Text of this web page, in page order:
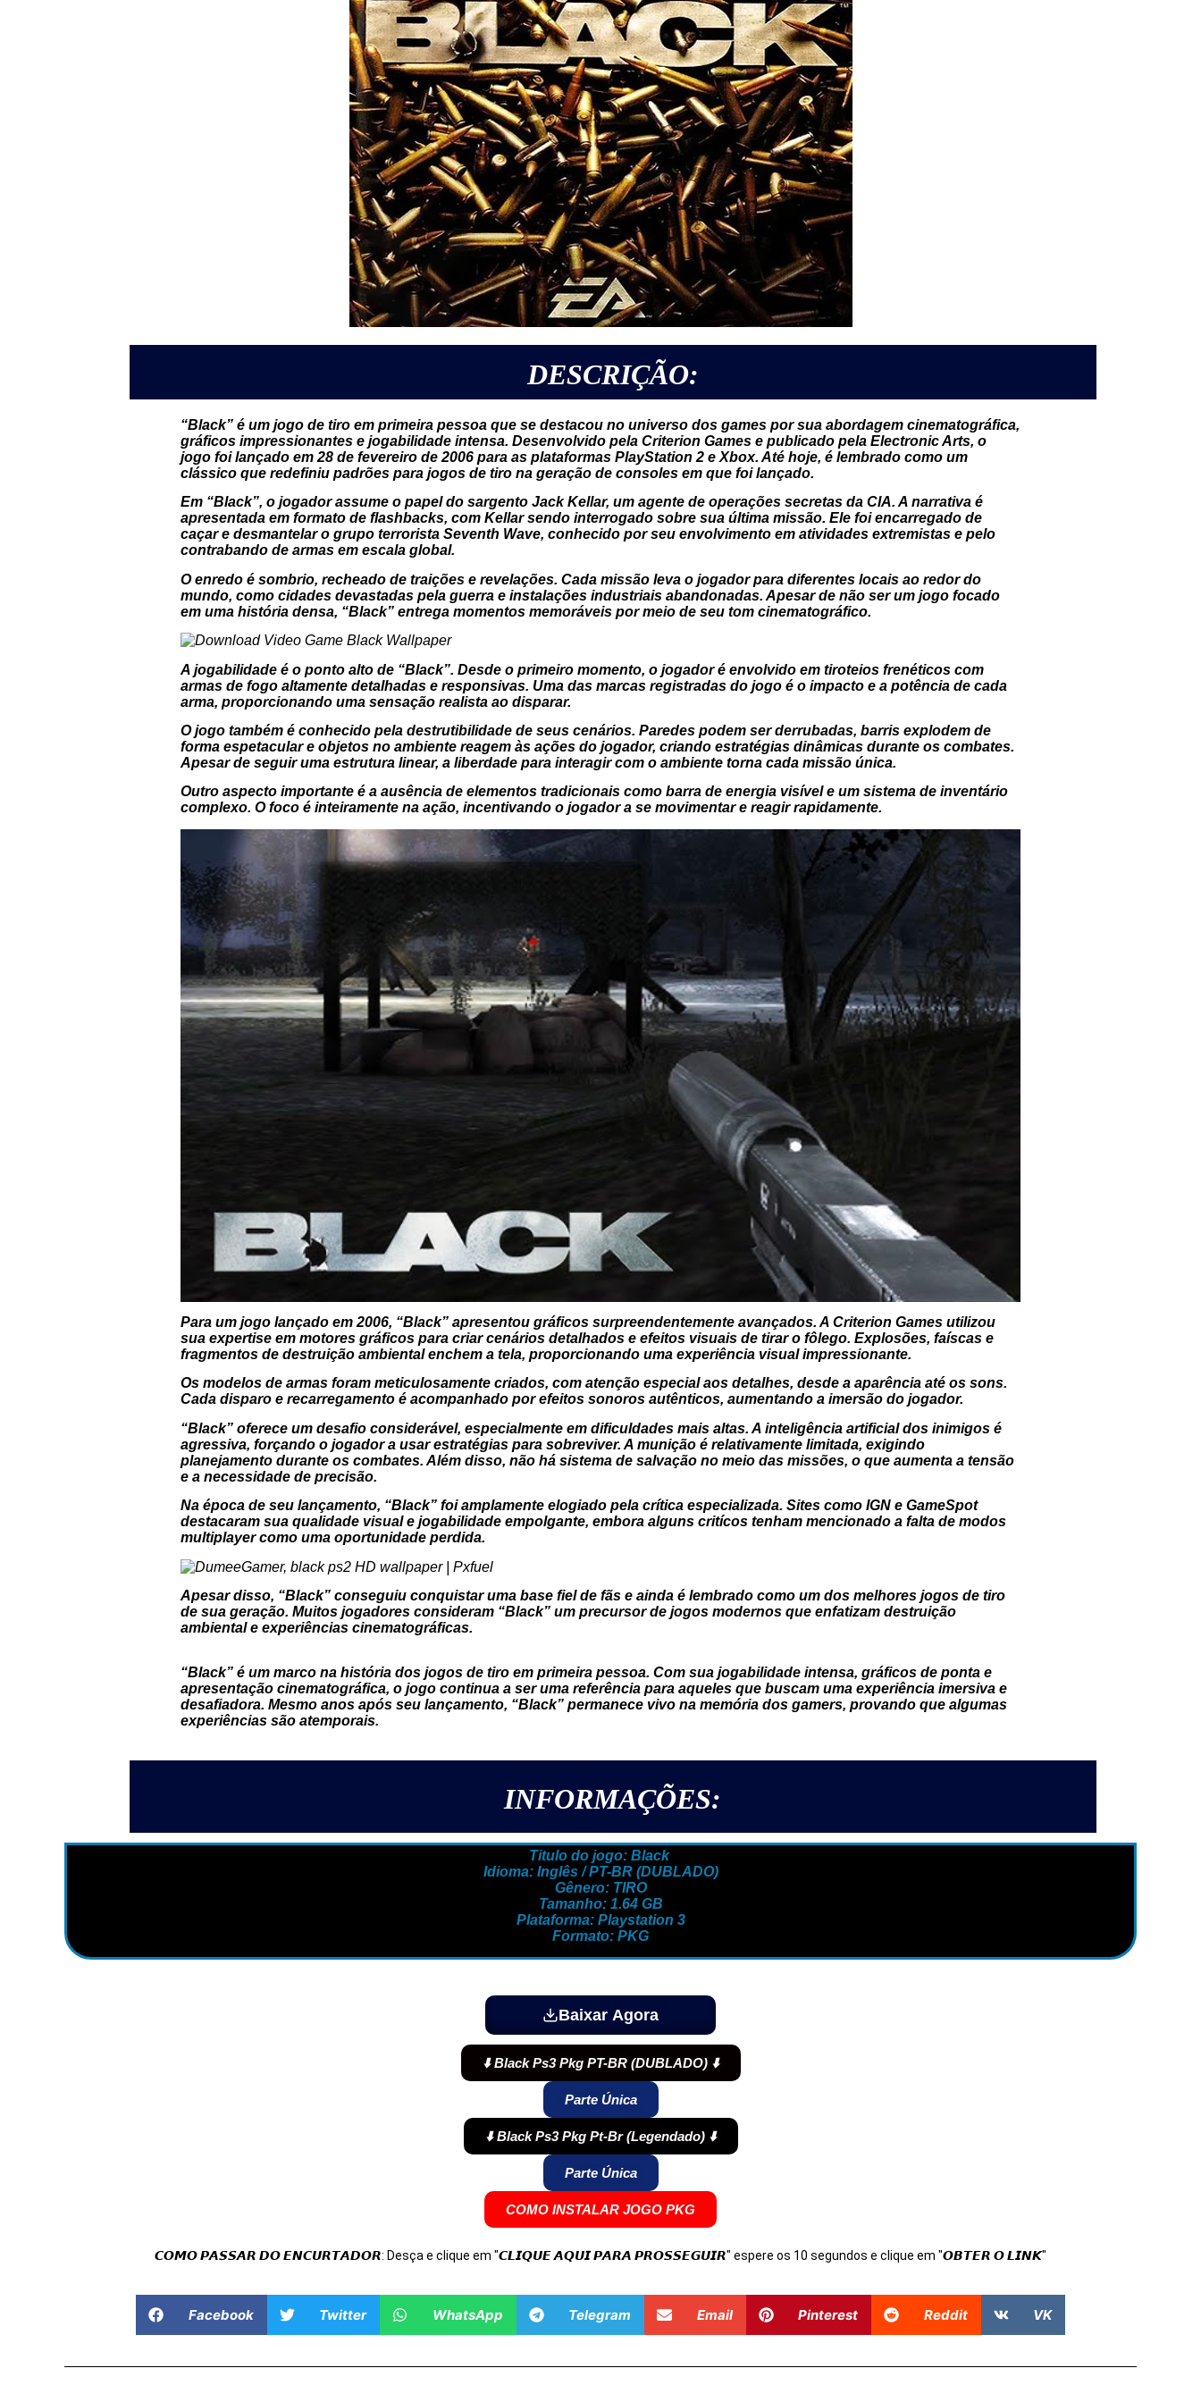
DESCRIÇÃO:
“Black” é um jogo de tiro em primeira pessoa que se destacou no universo dos games por sua abordagem cinematográfica,
gráficos impressionantes e jogabilidade intensa. Desenvolvido pela Criterion Games e publicado pela Electronic Arts, o
jogo foi lançado em 28 de fevereiro de 2006 para as plataformas PlayStation 2 e Xbox. Até hoje, é lembrado como um
clássico que redefiniu padrões para jogos de tiro na geração de consoles em que foi lançado.
Em “Black”, o jogador assume o papel do sargento Jack Kellar, um agente de operações secretas da CIA. A narrativa é
apresentada em formato de flashbacks, com Kellar sendo interrogado sobre sua última missão. Ele foi encarregado de
caçar e desmantelar o grupo terrorista Seventh Wave, conhecido por seu envolvimento em atividades extremistas e pelo
contrabando de armas em escala global.
O enredo é sombrio, recheado de traições e revelações. Cada missão leva o jogador para diferentes locais ao redor do
mundo, como cidades devastadas pela guerra e instalações industriais abandonadas. Apesar de não ser um jogo focado
em uma história densa, “Black” entrega momentos memoráveis por meio de seu tom cinematográfico.
A jogabilidade é o ponto alto de “Black”. Desde o primeiro momento, o jogador é envolvido em tiroteios frenéticos com
armas de fogo altamente detalhadas e responsivas. Uma das marcas registradas do jogo é o impacto e a potência de cada
arma, proporcionando uma sensação realista ao disparar.
O jogo também é conhecido pela destrutibilidade de seus cenários. Paredes podem ser derrubadas, barris explodem de
forma espetacular e objetos no ambiente reagem às ações do jogador, criando estratégias dinâmicas durante os combates.
Apesar de seguir uma estrutura linear, a liberdade para interagir com o ambiente torna cada missão única.
Outro aspecto importante é a ausência de elementos tradicionais como barra de energia visível e um sistema de inventário
complexo. O foco é inteiramente na ação, incentivando o jogador a se movimentar e reagir rapidamente.
Para um jogo lançado em 2006, “Black” apresentou gráficos surpreendentemente avançados. A Criterion Games utilizou
sua expertise em motores gráficos para criar cenários detalhados e efeitos visuais de tirar o fôlego. Explosões, faíscas e
fragmentos de destruição ambiental enchem a tela, proporcionando uma experiência visual impressionante.
Os modelos de armas foram meticulosamente criados, com atenção especial aos detalhes, desde a aparência até os sons.
Cada disparo e recarregamento é acompanhado por efeitos sonoros autênticos, aumentando a imersão do jogador.
“Black” oferece um desafio considerável, especialmente em dificuldades mais altas. A inteligência artificial dos inimigos é
agressiva, forçando o jogador a usar estratégias para sobreviver. A munição é relativamente limitada, exigindo
planejamento durante os combates. Além disso, não há sistema de salvação no meio das missões, o que aumenta a tensão
e a necessidade de precisão.
Na época de seu lançamento, “Black” foi amplamente elogiado pela crítica especializada. Sites como IGN e GameSpot
destacaram sua qualidade visual e jogabilidade empolgante, embora alguns critícos tenham mencionado a falta de modos
multiplayer como uma oportunidade perdida.
Apesar disso, “Black” conseguiu conquistar uma base fiel de fãs e ainda é lembrado como um dos melhores jogos de tiro
de sua geração. Muitos jogadores consideram “Black” um precursor de jogos modernos que enfatizam destruição
ambiental e experiências cinematográficas.
“Black” é um marco na história dos jogos de tiro em primeira pessoa. Com sua jogabilidade intensa, gráficos de ponta e
apresentação cinematográfica, o jogo continua a ser uma referência para aqueles que buscam uma experiência imersiva e
desafiadora. Mesmo anos após seu lançamento, “Black” permanece vivo na memória dos gamers, provando que algumas
experiências são atemporais.
INFORMAÇÕES:
Titulo do jogo: Black
Idioma: Inglês / PT-BR (DUBLADO)
Gênero: TIRO
Tamanho: 1.64 GB
Plataforma: Playstation 3
Formato: PKG
Baixar Agora
⬇️ Black Ps3 Pkg PT-BR (DUBLADO) ⬇️
Parte Única
⬇️ Black Ps3 Pkg Pt-Br (Legendado) ⬇️
Parte Única
COMO INSTALAR JOGO PKG
𝘾𝙊𝙈𝙊 𝙋𝘼𝙎𝙎𝘼𝙍 𝘿𝙊 𝙀𝙉𝘾𝙐𝙍𝙏𝘼𝘿𝙊𝙍: Desça e clique em "𝘾𝙇𝙄𝙌𝙐𝙀 𝘼𝙌𝙐𝙄 𝙋𝘼𝙍𝘼 𝙋𝙍𝙊𝙎𝙎𝙀𝙂𝙐𝙄𝙍" espere os 10 segundos e clique em "𝙊𝘽𝙏𝙀𝙍 𝙊 𝙇𝙄𝙉𝙆"
Facebook Twitter WhatsApp Telegram Email Pinterest Reddit VK